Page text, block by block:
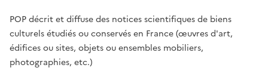
POP décrit et diffuse des notices scientifiques de biens
culturels étudiés ou conservés en France (œuvres d'art,
édifices ou sites, objets ou ensembles mobiliers,
photographies, etc.)